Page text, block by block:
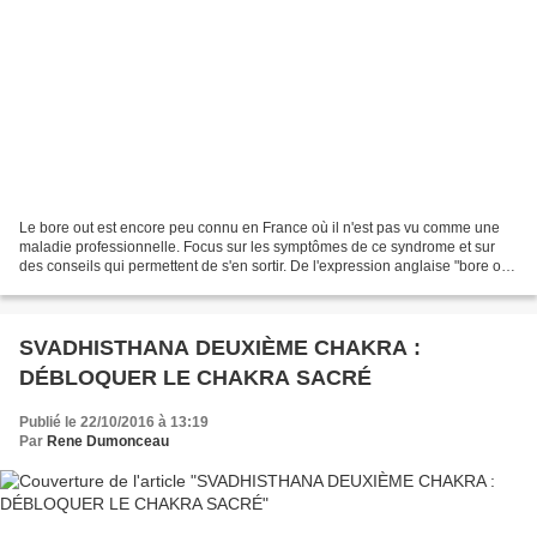
Le bore out est encore peu connu en France où il n'est pas vu comme une
maladie professionnelle. Focus sur les symptômes de ce syndrome et sur
des conseils qui permettent de s'en sortir. De l'expression anglaise "bore out"
SVADHISTHANA DEUXIÈME CHAKRA :
DÉBLOQUER LE CHAKRA SACRÉ
Publié le 22/10/2016 à 13:19
Par Rene Dumonceau